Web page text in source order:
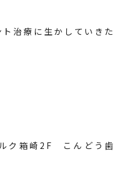
治療に生かしていきた
ク箱崎2F こんどう歯